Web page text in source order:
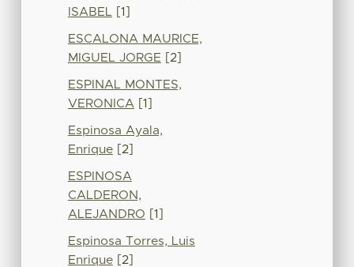
ISABEL [1]
ESCALONA MAURICE,
MIGUEL JORGE [2]
ESPINAL MONTES,
VERONICA [1]
Espinosa Ayala,
Enrique[2]
ESPINOSA
CALDERON,
ALEJANDRO [1]
Espinosa Torres, Luis
Enrique[2]